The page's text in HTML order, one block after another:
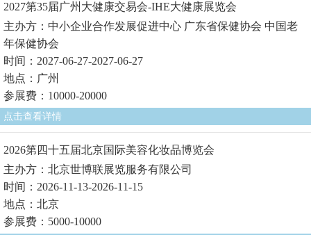
2027第35届广州大健康交易会-IHE大健康展览会
主办方：中小企业合作发展促进中心 广东省保健协会 中国老
年保健协会
时间：2027-06-27-2027-06-27
地点：广州
参展费：10000-20000
点击查看详情
2026第四十五届北京国际美容化妆品博览会
主办方：北京世博联展览服务有限公司
时间：2026-11-13-2026-11-15
地点：北京
参展费：5000-10000